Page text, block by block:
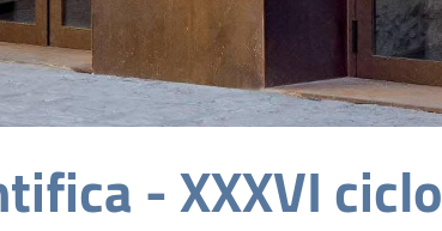
- XXXVI ciclo